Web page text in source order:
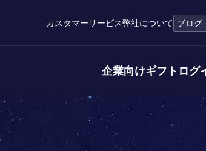
カスタマーサービス弊社について ブログ
企業向けギフト ログ